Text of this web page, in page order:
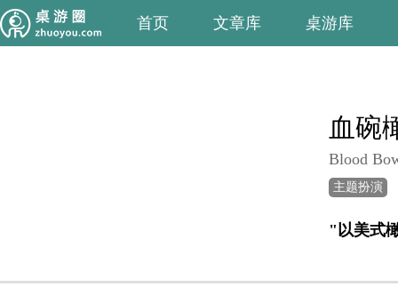
首页 文章库 桌游库
血碗
Blood
主题扮演
"以美式